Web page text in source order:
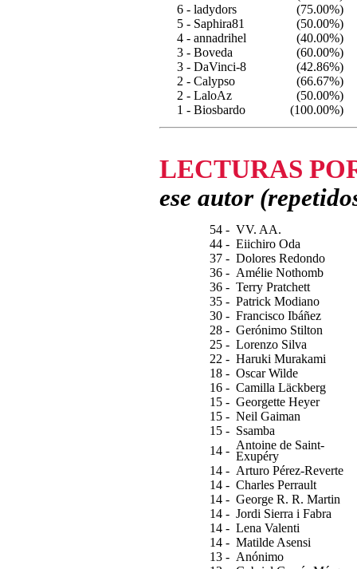
6 - ladydors
(75.00%)
5 - Saphira81
(50.00%)
4 - annadrihel
(40.00%)
3 - Boveda
(60.00%)
3 - DaVinci-8
(42.86%)
2 - Calypso
(66.67%)
2 - LaloAz
(50.00%)
1 - Biosbardo (100.00%)
LECTURAS
ese autor
54 - VV. AA.
44 - Eiichiro Oda
37 - Dolores Redondo
36 - Amélie Nothomb
36 - Terry Pratchett
35 - Patrick Modiano
30 - Francisco Ibáñez
28 - Gerónimo Stilton
25 - Lorenzo Silva
22 - Haruki Murakami
18 - Oscar Wilde
16 - Camilla Läckberg
15 - Georgette Heyer
15 - Neil Gaiman
15 - Ssamba
14 - Antoine de Saint-
Exupéry
14 - Arturo Pérez-Reverte
14 - Charles Perrault
14 - George R. R. Martin
14 - Jordi Sierra i Fabra
14 - Lena Valenti
14 - Matilde Asensi
13 - Anónimo